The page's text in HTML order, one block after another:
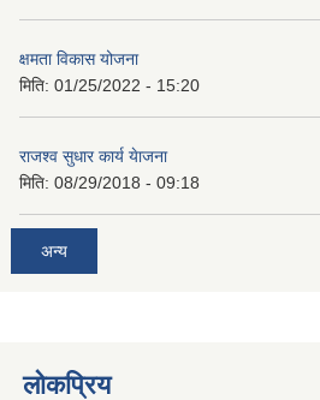
क्षमता विकास योजना
मिति: 01/25/2022 - 15:20
राजश्व सुधार कार्य येाजना
मिति: 08/29/2018 - 09:18
अन्य
लोकप्रिय